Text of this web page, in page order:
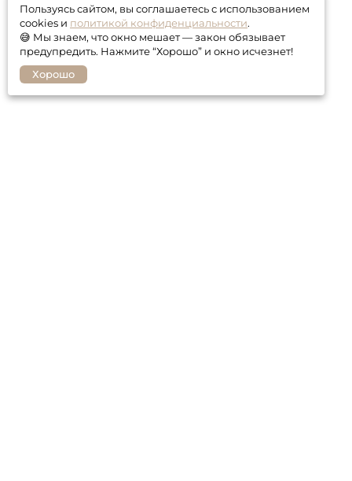
Пользуясь сайтом, вы соглашаетесь с использованием
cookies и политикой конфиденциальности.
😅 Мы знаем, что окно мешает — закон обязывает
предупредить. Нажмите “Хорошо” и окно исчезнет!
Хорошо